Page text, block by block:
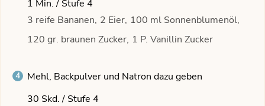
1 Min. / Stufe 4
3 reife Bananen, 2 Eier, 100 ml Sonnenblumenöl,
120 gr. braunen Zucker, 1 P. Vanillin Zucker
Mehl, Backpulver und Natron dazu geben
30 Skd. / Stufe 4